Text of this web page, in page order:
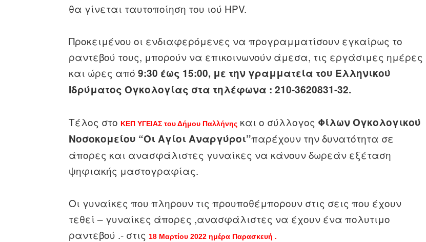
θα γίνεται ταυτοποίηση του ιού HPV.
Προκειμένου οι ενδιαφερόμενες να προγραμματίσουν εγκαίρως το
ραντεβού τους, μπορούν να επικοινωνούν άμεσα, τις εργάσιμες ημέρες
και ώρες από 9:30 έως 15:00, με την γραμματεία του Ελληνικού
Ιδρύματος Ογκολογίας στα τηλέφωνα : 210-3620831-32.
Τέλος στο ΚΕΠ ΥΓΕΙΑΣ του Δήμου Παλλήνης και ο σύλλογος Φίλων Ογκολογικού
Νοσοκομείου “Οι Αγίοι Αναργύροι”παρέχουν την δυνατότητα σε
άπορες και ανασφάλιστες γυναίκες να κάνουν δωρεάν εξέταση
ψηφιακής μαστογραφίας.
Οι γυναίκες που πληρουν τις προυποθέμπορουν στις σεις που έχουν
τεθεί – γυναίκες άπορες ,ανασφάλιστες να έχουν ένα πολυτιμο
ραντεβού .- στις 18 Μαρτίου 2022 ημέρα Παρασκευή .